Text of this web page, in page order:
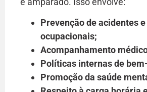
Prevenção de acidentes
ocupacionais;
Acompanhamento
Políticas internas de
Promoção da saúde